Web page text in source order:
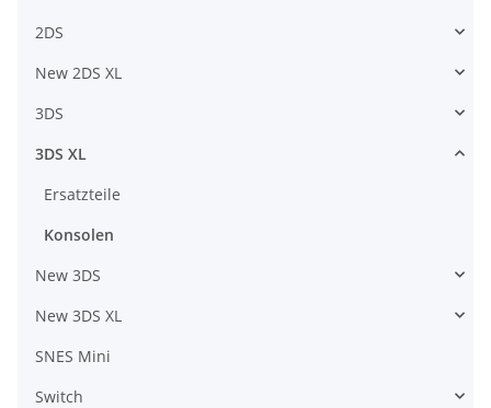
2DS
New 2DS XL
3DS
3DS XL
Ersatzteile
Konsolen
New 3DS
New 3DS XL
SNES Mini
Switch